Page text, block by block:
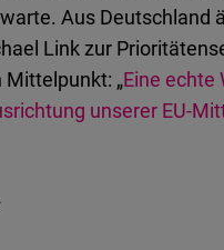
Aus Deutschland
Link zur
„Eine echte
unserer EU-